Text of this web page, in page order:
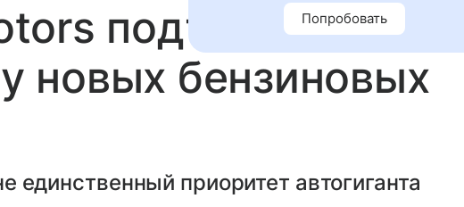
подтвердил
новых бензиновых
единственный приоритет автогиганта
Попробовать